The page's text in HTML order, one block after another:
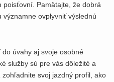
poisťovní. Pamätajte, že dobrá
ovplyvniť výslednú
úvahy aj svoje osobné
služby sú pre vás dôležité a
svoj jazdný profil, ako